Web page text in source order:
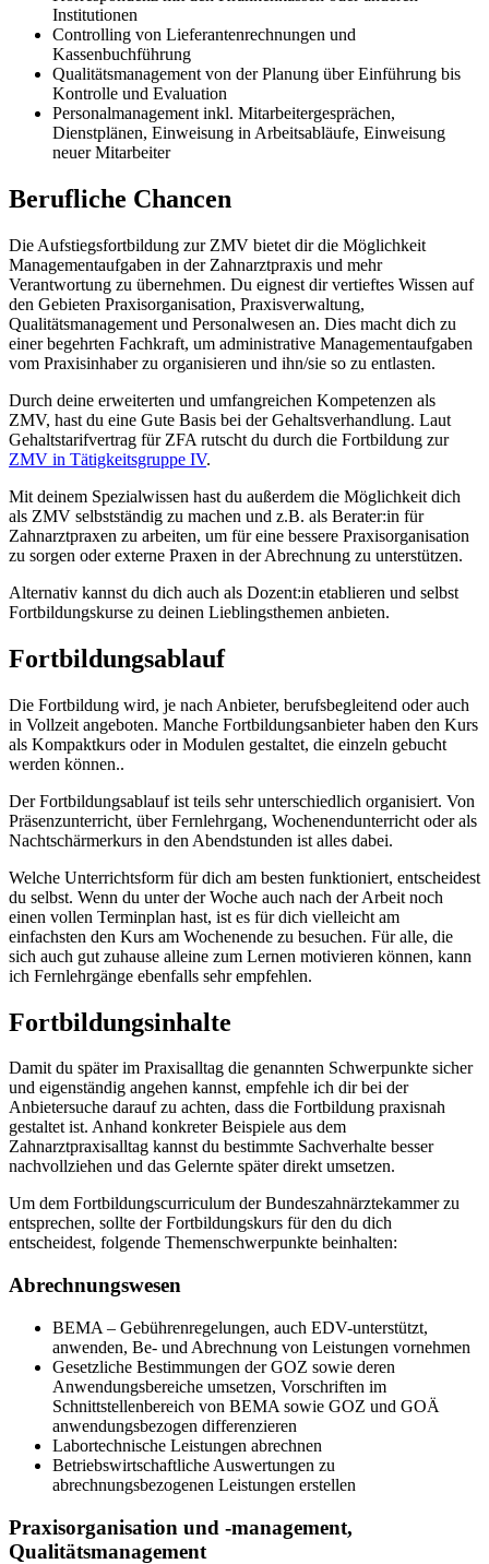
Institutionen
Controlling von Lieferantenrechnungen und
Kassenbuchführung
Qualitätsmanagement von der Planung über Einführung bis
Kontrolle und Evaluation
Personalmanagement inkl. Mitarbeitergesprächen,
Dienstplänen, Einweisung in Arbeitsabläufe, Einweisung
neuer Mitarbeiter
Berufliche Chancen
Die Aufstiegsfortbildung zur ZMV bietet dir die Möglichkeit
Managementaufgaben in der Zahnarztpraxis und mehr
Verantwortung zu übernehmen. Du eignest dir vertieftes Wissen auf
den Gebieten Praxisorganisation, Praxisverwaltung,
Qualitätsmanagement und Personalwesen an. Dies macht dich zu
einer begehrten Fachkraft, um administrative Managementaufgaben
vom Praxisinhaber zu organisieren und ihn/sie so zu entlasten.
Durch deine erweiterten und umfangreichen Kompetenzen als
ZMV, hast du eine Gute Basis bei der Gehaltsverhandlung. Laut
Gehaltstarifvertrag für ZFA rutscht du durch die Fortbildung zur
ZMV in Tätigkeitsgruppe IV.
Mit deinem Spezialwissen hast du außerdem die Möglichkeit dich
als ZMV selbstständig zu machen und z.B. als Berater:in für
Zahnarztpraxen zu arbeiten, um für eine bessere Praxisorganisation
zu sorgen oder externe Praxen in der Abrechnung zu unterstützen.
Alternativ kannst du dich auch als Dozent:in etablieren und selbst
Fortbildungskurse zu deinen Lieblingsthemen anbieten.
Fortbildungsablauf
Die Fortbildung wird, je nach Anbieter, berufsbegleitend oder auch
in Vollzeit angeboten. Manche Fortbildungsanbieter haben den Kurs
als Kompaktkurs oder in Modulen gestaltet, die einzeln gebucht
werden können..
Der Fortbildungsablauf ist teils sehr unterschiedlich organisiert. Von
Präsenzunterricht, über Fernlehrgang, Wochenendunterricht oder als
Nachtschärmerkurs in den Abendstunden ist alles dabei.
Welche Unterrichtsform für dich am besten funktioniert, entscheidest
du selbst. Wenn du unter der Woche auch nach der Arbeit noch
einen vollen Terminplan hast, ist es für dich vielleicht am
einfachsten den Kurs am Wochenende zu besuchen. Für alle, die
sich auch gut zuhause alleine zum Lernen motivieren können, kann
ich Fernlehrgänge ebenfalls sehr empfehlen.
Fortbildungsinhalte
Damit du später im Praxisalltag die genannten Schwerpunkte sicher
und eigenständig angehen kannst, empfehle ich dir bei der
Anbietersuche darauf zu achten, dass die Fortbildung praxisnah
gestaltet ist. Anhand konkreter Beispiele aus dem
Zahnarztpraxisalltag kannst du bestimmte Sachverhalte besser
nachvollziehen und das Gelernte später direkt umsetzen.
Um dem Fortbildungscurriculum der Bundeszahnärztekammer zu
entsprechen, sollte der Fortbildungskurs für den du dich
entscheidest, folgende Themenschwerpunkte beinhalten:
Abrechnungswesen
BEMA – Gebührenregelungen, auch EDV-unterstützt,
anwenden, Be- und Abrechnung von Leistungen vornehmen
Gesetzliche Bestimmungen der GOZ sowie deren
Anwendungsbereiche umsetzen, Vorschriften im
Schnittstellenbereich von BEMA sowie GOZ und GOÄ
anwendungsbezogen differenzieren
Labortechnische Leistungen abrechnen
Betriebswirtschaftliche Auswertungen zu
abrechnungsbezogenen Leistungen erstellen
Praxisorganisation und -management,
Qualitätsmanagement